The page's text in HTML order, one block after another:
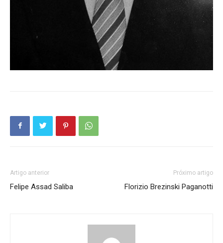
Artigo anterior
Felipe Assad Saliba
Próximo artigo
Florizio Brezinski Paganotti